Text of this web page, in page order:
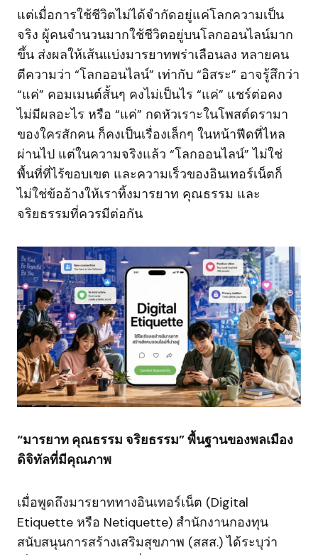
แต่เมื่อการใช้ชีวิตไม่ได้จำกัดอยู่แค่โลกความเป็น
จริง ผู้คนจำนวนมากใช้ชีวิตอยู่บนโลกออนไลน์มาก
ขึ้น ส่งผลให้เส้นแบ่งมารยาทพร่าเลือนลง หลายคน
ตีความว่า “โลกออนไลน์” เท่ากับ “อิสระ” อาจรู้สึกว่า
“แค่” คอมเมนต์สั้นๆ คงไม่เป็นไร “แค่” แชร์ต่อคง
ไม่มีผลอะไร หรือ “แค่” กดหัวเราะในโพสต์ดรามา
ของใครสักคน ก็คงเป็นเรื่องเล็กๆ ในหน้าฟีดที่ไหล
ผ่านไป แต่ในความจริงแล้ว “โลกออนไลน์” ไม่ใช่
พื้นที่ที่ไร้ขอบเขต และความเร็วของอินเทอร์เน็ตก็
ไม่ใช่ข้ออ้างให้เราทิ้งมารยาท คุณธรรม และ
จริยธรรมที่ควรมีต่อกัน
“มารยาท คุณธรรม จริยธรรม” พื้นฐานของพลเมือง
ดิจิทัลที่มีคุณภาพ
เมื่อพูดถึงมารยาททางอินเทอร์เน็ต (Digital
Etiquette หรือ Netiquette) สำนักงานกองทุน
สนับสนุนการสร้างเสริมสุขภาพ (สสส.) ได้ระบุว่า